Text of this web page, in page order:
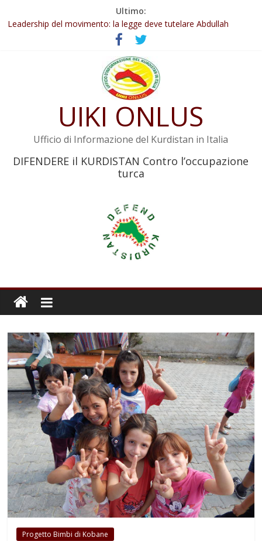
Ultimo:
Abdullah Öcalan: Le legge negativa deve essere trasformata in
legge positiva
Leadership del movimento: la legge deve tutelare Abdullah
Commissione donne del KNK: Şengal è di nuovo sotto minaccia
Non tenere conto della situazione di Rêber Apo ostacolerebbe
Il KNK chiede un’azione internazionale contro i crimini di guerra
UIKI ONLUS
Ufficio di Informazione del Kurdistan in Italia
DIFENDERE il KURDISTAN Contro l’occupazione
turca
Progetto Bimbi di Kobane